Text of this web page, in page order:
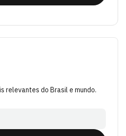
relevantes do Brasil e mundo.